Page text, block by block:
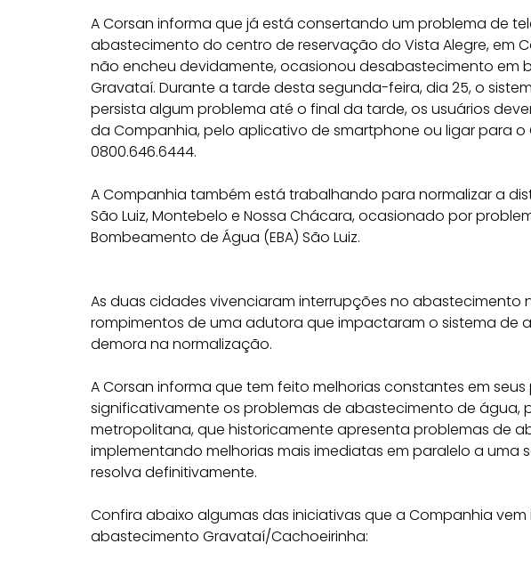
A Corsan informa que já está consertando um problema de
abastecimento do centro de reservação do Vista Alegre, em
não encheu devidamente, ocasionou desabastecimento em
Gravataí. Durante a tarde desta segunda-feira, dia 25, o
persista algum problema até o final da tarde, os usuários
da Companhia, pelo aplicativo de smartphone ou ligar para o
0800.646.6444.
A Companhia também está trabalhando para normalizar a
São Luiz, Montebelo e Nossa Chácara, ocasionado por
Bombeamento de Água (EBA) São Luiz.
As duas cidades vivenciaram interrupções no abastecimento
rompimentos de uma adutora que impactaram o sistema de
demora na normalização.
A Corsan informa que tem feito melhorias constantes em
significativamente os problemas de abastecimento de água,
metropolitana, que historicamente apresenta problemas de
implementando melhorias mais imediatas em paralelo a uma
resolva definitivamente.
Confira abaixo algumas das iniciativas que a Companhia
abastecimento Gravataí/Cachoeirinha: